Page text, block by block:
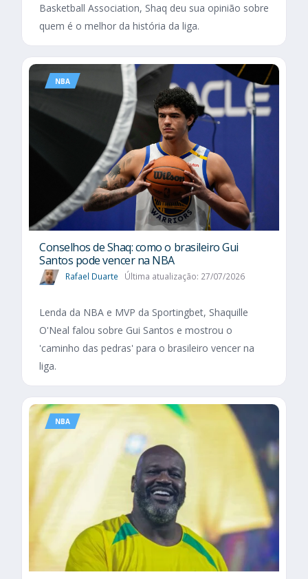
Basketball Association, Shaq deu sua opinião sobre
quem é o melhor da história da liga.
NBA
Conselhos de Shaq: como o brasileiro Gui
Santos pode vencer na NBA
Rafael Duarte Última atualização: 27/07/2026
Lenda da NBA e MVP da Sportingbet, Shaquille
O'Neal falou sobre Gui Santos e mostrou o
'caminho das pedras' para o brasileiro vencer na
liga.
NBA